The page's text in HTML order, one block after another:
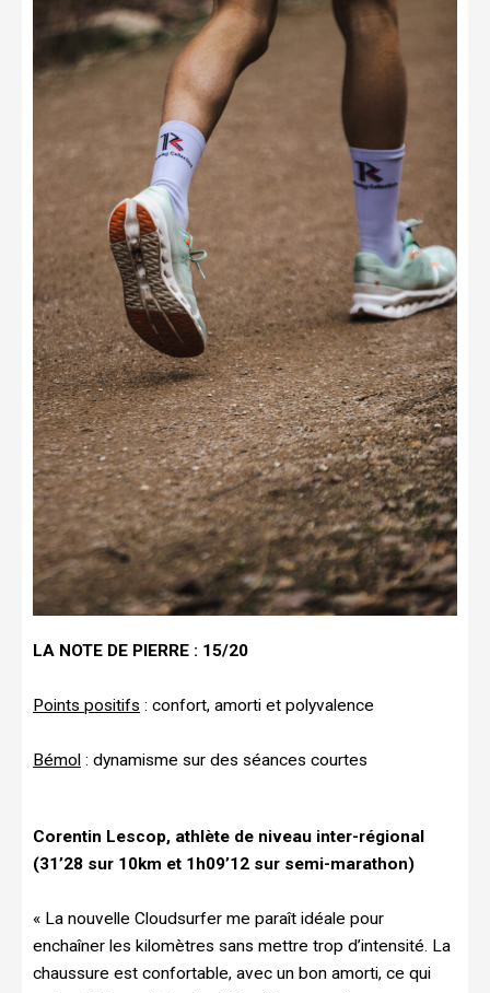
LA NOTE DE PIERRE : 15/20
Points positifs : confort, amorti et polyvalence
Bémol : dynamisme sur des séances courtes
Corentin Lescop, athlète de niveau inter-régional
(31’28 sur 10km et 1h09’12 sur semi-marathon)
« La nouvelle Cloudsurfer me paraît idéale pour
enchaîner les kilomètres sans mettre trop d’intensité. La
chaussure est confortable, avec un bon amorti, ce qui